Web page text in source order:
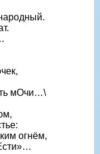
мОчи…\
огнём,